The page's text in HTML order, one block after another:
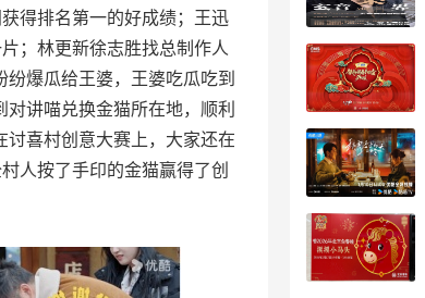
得排名第一的好成绩；王迅
；林更新徐志胜找总制作人
爆瓜给王婆，王婆吃瓜吃到
讲喵兑换金猫所在地，顺利
喜村创意大赛上，大家还在
人按了手印的金猫赢得了创